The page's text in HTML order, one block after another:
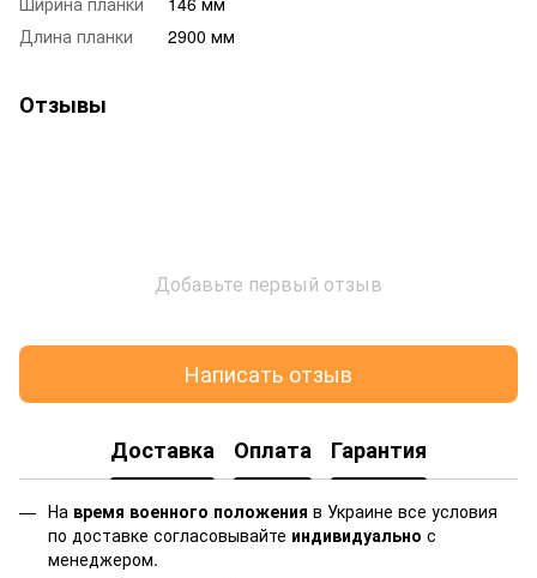
Длина планки
2900 мм
Отзывы
Добавьте первый отзыв
Написать отзыв
Доставка Оплата Гарантия
На время военного положения в Украине все условия
по доставке согласовывайте индивидуально с
менеджером.